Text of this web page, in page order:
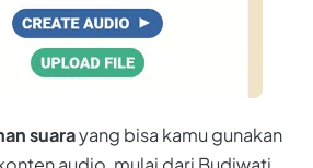
suarayang bisa kamu gunakan